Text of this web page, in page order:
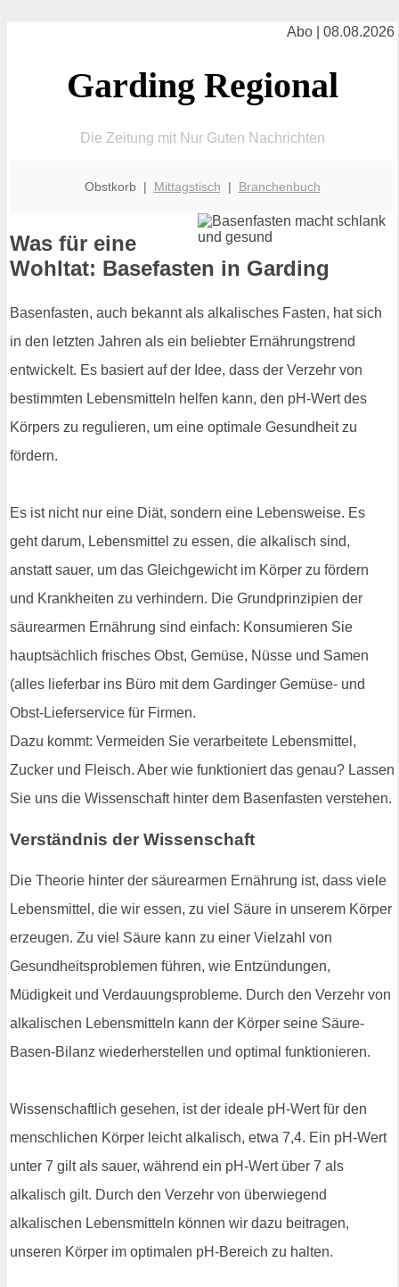
Abo | 08.08.2026
Garding Regional
Die Zeitung mit Nur Guten Nachrichten
Obstkorb | Mittagstisch | Branchenbuch
Was für eine
Wohltat: Basefasten in Garding
Basenfasten, auch bekannt als alkalisches Fasten, hat sich
in den letzten Jahren als ein beliebter Ernährungstrend
entwickelt. Es basiert auf der Idee, dass der Verzehr von
bestimmten Lebensmitteln helfen kann, den pH-Wert des
Körpers zu regulieren, um eine optimale Gesundheit zu
fördern.
Es ist nicht nur eine Diät, sondern eine Lebensweise. Es
geht darum, Lebensmittel zu essen, die alkalisch sind,
anstatt sauer, um das Gleichgewicht im Körper zu fördern
und Krankheiten zu verhindern. Die Grundprinzipien der
säurearmen Ernährung sind einfach: Konsumieren Sie
hauptsächlich frisches Obst, Gemüse, Nüsse und Samen
(alles lieferbar ins Büro mit dem Gardinger Gemüse- und
Obst-Lieferservice für Firmen.
Dazu kommt: Vermeiden Sie verarbeitete Lebensmittel,
Zucker und Fleisch. Aber wie funktioniert das genau? Lassen
Sie uns die Wissenschaft hinter dem Basenfasten verstehen.
Verständnis der Wissenschaft
Die Theorie hinter der säurearmen Ernährung ist, dass viele
Lebensmittel, die wir essen, zu viel Säure in unserem Körper
erzeugen. Zu viel Säure kann zu einer Vielzahl von
Gesundheitsproblemen führen, wie Entzündungen,
Müdigkeit und Verdauungsprobleme. Durch den Verzehr von
alkalischen Lebensmitteln kann der Körper seine Säure-
Basen-Bilanz wiederherstellen und optimal funktionieren.
Wissenschaftlich gesehen, ist der ideale pH-Wert für den
menschlichen Körper leicht alkalisch, etwa 7,4. Ein pH-Wert
unter 7 gilt als sauer, während ein pH-Wert über 7 als
alkalisch gilt. Durch den Verzehr von überwiegend
alkalischen Lebensmitteln können wir dazu beitragen,
unseren Körper im optimalen pH-Bereich zu halten.